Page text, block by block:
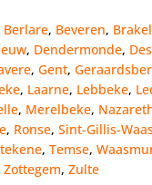
Berlare, Beveren, Brakel
, Dendermonde,
, Gent,
, Laarne, Lebbeke,
, Merelbeke,
, Ronse, Sint-Gillis-
, Temse,
Zottegem, Zulte